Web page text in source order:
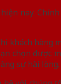
nay.
khách hàng
chọn
sự hài lòng.